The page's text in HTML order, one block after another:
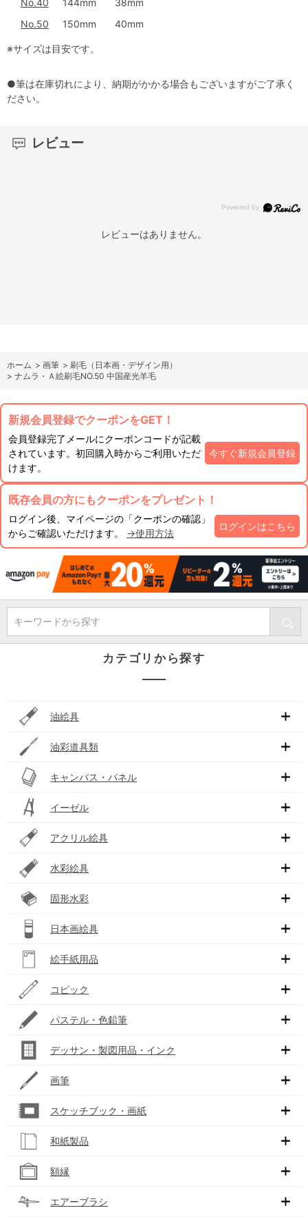
No.40 144mm
38mm
No.50
150mm 40mm
※サイズは目安です。
●筆は在庫切れにより、納期がかかる場合もございますがご了承く
ださい。
レビュー
レビューはありません。
ホーム > 画筆 > 刷毛（日本画・デザイン用）
> ナムラ・Ａ絵刷毛NO.50 中国産光羊毛
新規会員登録でクーポンをGET！
会員登録完了メールにクーポンコードが記載
されています。初回購入時からご利用いただ
けます。
今すぐ新規会員登録
既存会員の方にもクーポンをプレゼント！
ログイン後、マイページの「クーポンの確認」
からご確認いただけます。 →使用方法
ログインはこちら
キーワードから探す
カテゴリから探す
油絵具
油彩道具類
キャンバス・パネル
イーゼル
アクリル絵具
水彩絵具
固形水彩
日本画絵具
絵手紙用品
コピック
パステル・色鉛筆
デッサン・製図用品・インク
画筆
スケッチブック・画紙
和紙製品
額縁
エアーブラシ